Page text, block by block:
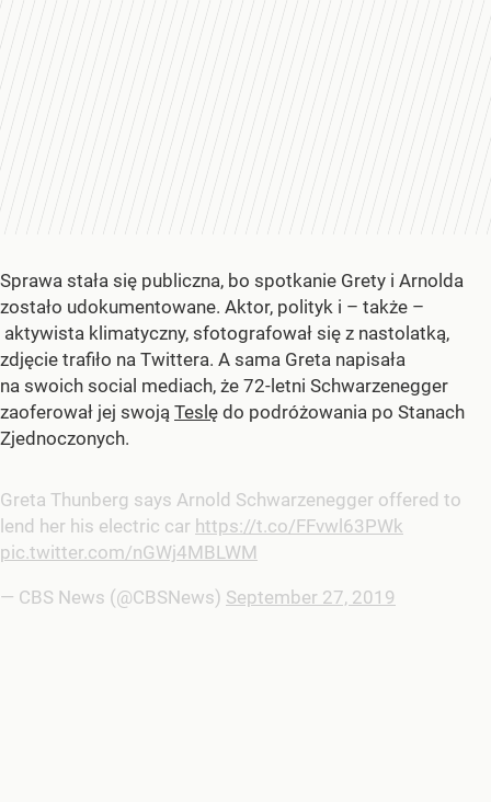
Sprawa stała się publiczna, bo spotkanie Grety i Arnolda
zostało udokumentowane. Aktor, polityk i – także –
aktywista klimatyczny, sfotografował się z nastolatką,
zdjęcie trafiło na Twittera. A sama Greta napisała
na swoich social mediach, że 72-letni Schwarzenegger
zaoferował jej swoją Teslę do podróżowania po Stanach
Zjednoczonych.
Greta Thunberg says Arnold Schwarzenegger offered to
lend her his electric car https://t.co/FFvwl63PWk
pic.twitter.com/nGWj4MBLWM
— CBS News (@CBSNews) September 27, 2019